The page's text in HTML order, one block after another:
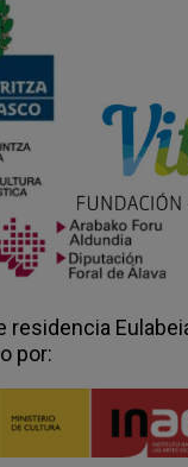
sobre la
de cosas y
pero también
en el de filmar.
de viaje
y las
marchar,
el hecho de
disparan la vida
la importancia de
no menos, sobre
que
la ansiedad que
la necesidad y el
y el derroche.
.
residencia
por: